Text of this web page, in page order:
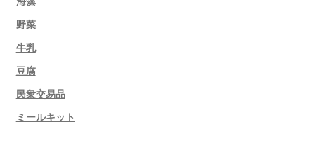
野菜
牛乳
豆腐
民衆交易品
ミールキット